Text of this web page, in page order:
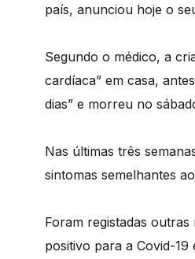
país, anunciou hoje o
Segundo o médico, a
cardíaca” em casa,
dias” e morreu no
Nas últimas três
sintomas semelhantes
Foram registadas
positivo para a Covid-